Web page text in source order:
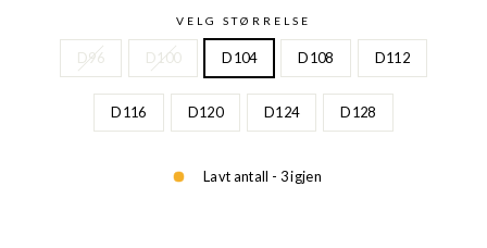
VELG STØRRELSE
D96 D100 D104 D108 D112
D116 D120 D124 D128
Lavt antall - 3 igjen